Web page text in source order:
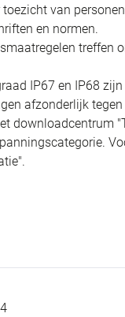
van
en normen.
treffen
IP67 en IP68
afzonderlijk
downloadcentrum